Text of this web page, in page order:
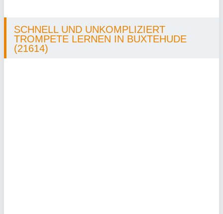
SCHNELL UND UNKOMPLIZIERT
TROMPETE LERNEN IN BUXTEHUDE
(21614)